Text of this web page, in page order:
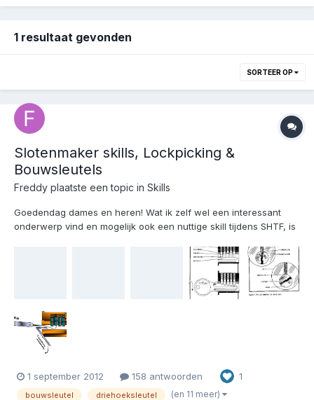
1 resultaat gevonden
SORTEER OP
Slotenmaker skills, Lockpicking &
Bouwsleutels
Freddy plaatste een topic in Skills
Goedendag dames en heren! Wat ik zelf wel een interessant
onderwerp vind en mogelijk ook een nuttige skill tijdens SHTF, is
ik het best een leuke 'hobby' en kan ik ondertussen de meeste
hangsloten en fietssloten wel openen zonder s...
1 september 2012 158 antwoorden 1
bouwsleutel driehoeksleutel (en 11 meer)